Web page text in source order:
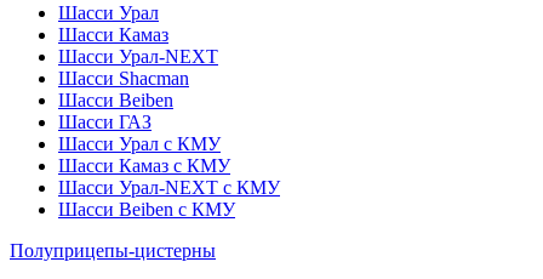
Шасси Урал
Шасси Камаз
Шасси Урал-NEXT
Шасси Shacman
Шасси Beiben
Шасси ГАЗ
Шасси Урал с КМУ
Шасси Камаз с КМУ
Шасси Урал-NEXT с КМУ
Шасси Beiben с КМУ
Полуприцепы-цистерны